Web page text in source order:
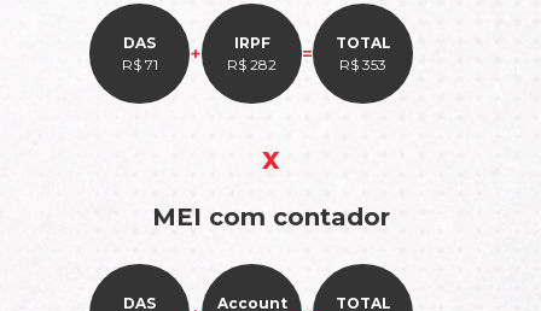
DAS
R$ 71
+
IRPF
R$ 282
=
TOTAL
R$ 353
x
MEI com contador
DAS
Account
TOTAL